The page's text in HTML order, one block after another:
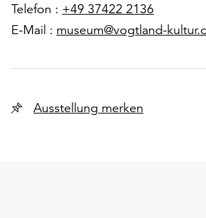
Telefon : +49 37422 2136
E-Mail : museum@vogtland-
Ausstellung merken